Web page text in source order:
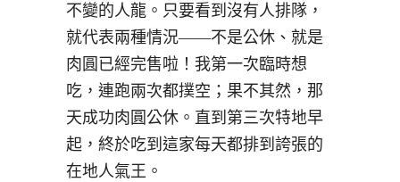
不變的人龍。只要看到沒有人排隊，
就代表兩種情況——不是公休、就是
肉圓已經完售啦！我第一次臨時想
吃，連跑兩次都撲空；果不其然，那
天成功肉圓公休。直到第三次特地早
起，終於吃到這家每天都排到誇張的
在地人氣王。